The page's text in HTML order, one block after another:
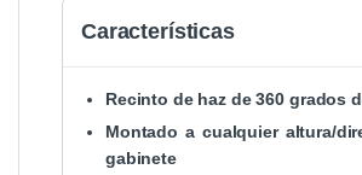
Características
Recinto de haz de 360 grados
Montado a cualquier altura/
gabinete